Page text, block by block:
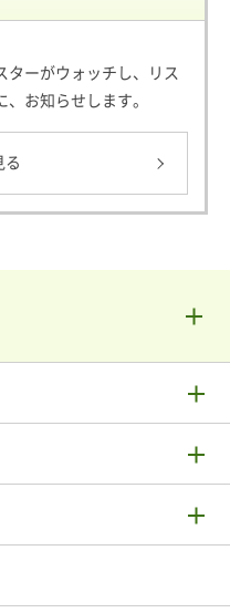
ターがウォッチし、リス
お知らせします。
る